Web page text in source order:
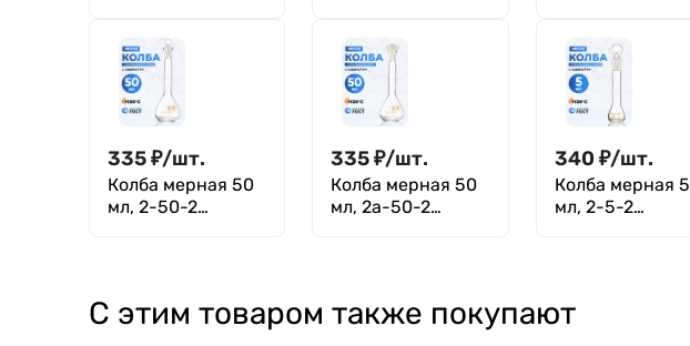
пробка)
335₽/шт.
Колба мерная 50
мл, 2-50-2
335₽/шт.
Колба мерная 50
мл, 2а-50-2
340 ₽/шт.
Колба мерная 5
мл, 2-5-2
С этим товаром также покупают